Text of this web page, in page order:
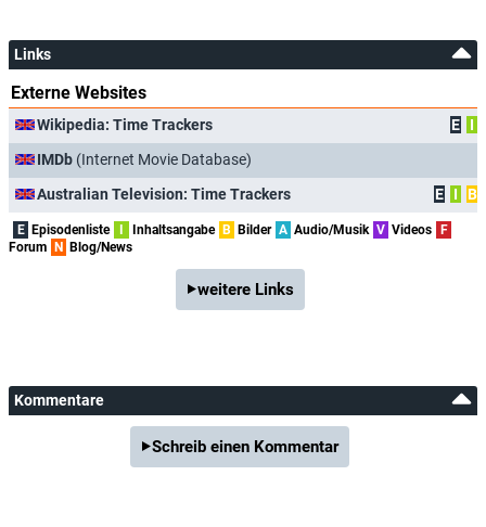
Links
Externe Websites
Wikipedia: Time Trackers E
I
IMDb (Internet Movie Database)
Australian Television: Time Trackers
E I B
E Episodenliste I Inhaltsangabe B Bilder A Audio/Musik V Videos F
Forum N Blog/News
weitere Links
Kommentare
Schreib einen Kommentar